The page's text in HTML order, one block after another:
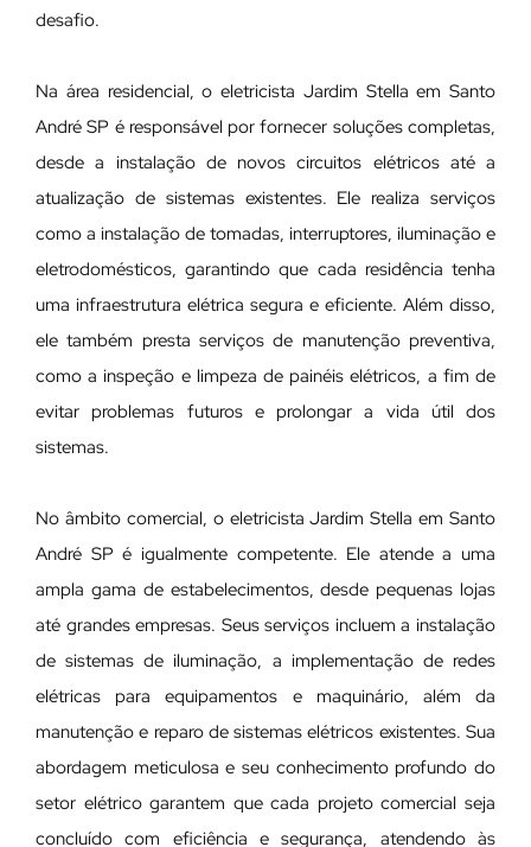
desafio.
Na área residencial, o eletricista Jardim Stella em Santo
André SP é responsável por fornecer soluções completas,
desde a instalação de novos circuitos elétricos até a
atualização de sistemas existentes. Ele realiza serviços
como a instalação de tomadas, interruptores, iluminação e
eletrodomésticos, garantindo que cada residência tenha
uma infraestrutura elétrica segura e eficiente. Além disso,
ele também presta serviços de manutenção preventiva,
como a inspeção e limpeza de painéis elétricos, a fim de
evitar problemas futuros e prolongar a vida útil dos
sistemas.
No âmbito comercial, o eletricista Jardim Stella em Santo
André SP é igualmente competente. Ele atende a uma
ampla gama de estabelecimentos, desde pequenas lojas
até grandes empresas. Seus serviços incluem a instalação
de sistemas de iluminação, a implementação de redes
elétricas para equipamentos e maquinário, além da
manutenção e reparo de sistemas elétricos existentes. Sua
abordagem meticulosa e seu conhecimento profundo do
setor elétrico garantem que cada projeto comercial seja
concluído com eficiência e segurança, atendendo às